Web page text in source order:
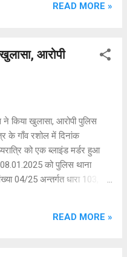
से गुजर रहे लोगों ने स्थानीय
मृत घोषित कर दिया। मृतक की
बलवान सिंह निवासी गांव पवनावा
कुमार, नरेंद्र कुमार, सौरभ कुमार
गांव एवली डाकघर एवला
हरियाणा के रूप में हुई है।
की बाजू काटनी पड़ी। पुलिस
रवि कुमार निवासी गांव एवली
किया है। गाड़ी निशांत निवासी गांव
READ MORE »
आरोपी
ने किया खुलासा, आरोपी पुलिस
के गाँव रशोल में दिनांक
को एक ब्लाइंड मर्डर हुआ
को पुलिस थाना
04/25 अन्तर्गत धारा 103,
एवंम दिशा-निर्देशों के
READ MORE »